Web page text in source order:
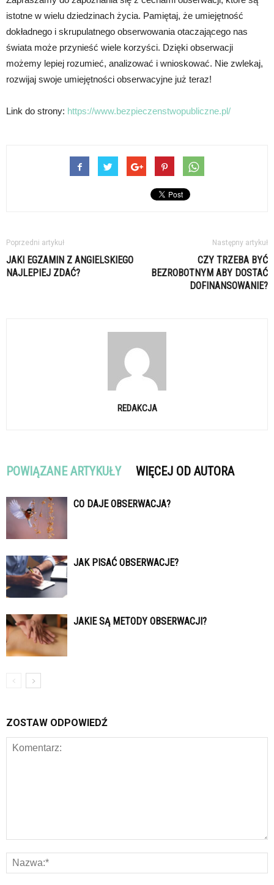
istotne w wielu dziedzinach życia. Pamiętaj, że umiejętność
dokładnego i skrupulatnego obserwowania otaczającego nas
świata może przynieść wiele korzyści. Dzięki obserwacji
możemy lepiej rozumieć, analizować i wnioskować. Nie zwlekaj,
rozwijaj swoje umiejętności obserwacyjne już teraz!
Link do strony: https://www.bezpieczenstwopubliczne.pl/
Poprzedni artykuł
JAKI EGZAMIN Z ANGIELSKIEGO
NAJLEPIEJ ZDAĆ?
Następny artykuł
CZY TRZEBA BYĆ
BEZROBOTNYM ABY DOSTAĆ
DOFINANSOWANIE?
REDAKCJA
POWIĄZANE ARTYKUŁY WIĘCEJ OD AUTORA
CO DAJE OBSERWACJA?
JAK PISAĆ OBSERWACJE?
JAKIE SĄ METODY OBSERWACJI?
ZOSTAW ODPOWIEDŹ